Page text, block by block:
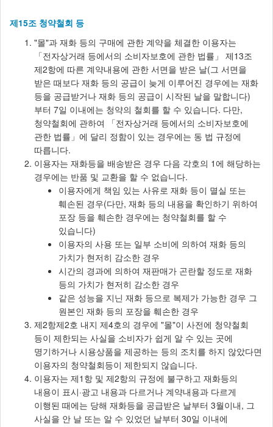
제15조 청약철회 등
"몰"과 재화 등의 구매에 관한 계약을 체결한 이용자는
「전자상거래 등에서의 소비자보호에 관한 법률」 제13조
제2항에 따른 계약내용에 관한 서면을 받은 날(그 서면을
받은 때보다 재화 등의 공급이 늦게 이루어진 경우에는 재화
등을 공급받거나 재화 등의 공급이 시작된 날을 말합니다)
부터 7일 이내에는 청약의 철회를 할 수 있습니다. 다만,
청약철회에 관하여 「전자상거래 등에서의 소비자보호에
관한 법률」에 달리 정함이 있는 경우에는 동 법 규정에
따릅니다.
이용자는 재화등을 배송받은 경우 다음 각호의 1에 해당하는
경우에는 반품 및 교환을 할 수 없습니다.
이용자에게 책임 있는 사유로 재화 등이 멸실 또는
훼손된 경우(다만, 재화 등의 내용을 확인하기 위하여
포장 등을 훼손한 경우에는 청약철회를 할 수
있습니다)
이용자의 사용 또는 일부 소비에 의하여 재화 등의
가치가 현저히 감소한 경우
시간의 경과에 의하여 재판매가 곤란할 정도로 재화
등의 가치가 현저히 감소한 경우
같은 성능을 지닌 재화 등으로 복제가 가능한 경우 그
원본인 재화 등의 포장을 훼손한 경우
제2항제2호 내지 제4호의 경우에 "몰"이 사전에 청약철회
등이 제한되는 사실을 소비자가 쉽게 알 수 있는 곳에
명기하거나 시용상품을 제공하는 등의 조치를 하지 않았다면
이용자의 청약철회등이 제한되지 않습니다.
이용자는 제1항 및 제2항의 규정에 불구하고 재화등의
내용이 표시·광고 내용과 다르거나 계약내용과 다르게
이행된 때에는 당해 재화등을 공급받은 날부터 3월이내, 그
사실을 안 날 또는 알 수 있었던 날부터 30일 이내에